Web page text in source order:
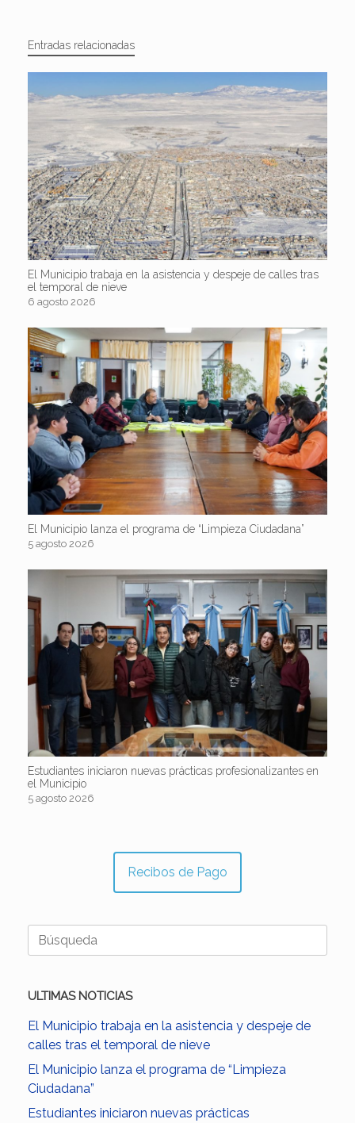
Entradas relacionadas
El Municipio trabaja en la asistencia y despeje de calles tras
el temporal de nieve
6 agosto 2026
El Municipio lanza el programa de “Limpieza Ciudadana”
5 agosto 2026
Estudiantes iniciaron nuevas prácticas profesionalizantes en
el Municipio
5 agosto 2026
Recibos de Pago
Buscar:
ULTIMAS NOTICIAS
El Municipio trabaja en la asistencia y despeje de
calles tras el temporal de nieve
El Municipio lanza el programa de “Limpieza
Ciudadana”
Estudiantes iniciaron nuevas prácticas